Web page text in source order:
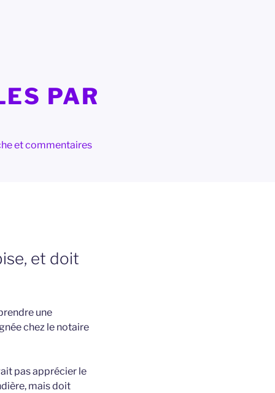
PAR
et commentaires
et doit
une
chez le notaire
pas apprécier le
mais doit